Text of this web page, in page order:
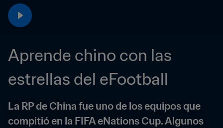
Aprende chino con las
estrellas del eFootball
La RP de China fue uno de los equipos que
compitió en la FIFA eNations Cup. Algunos